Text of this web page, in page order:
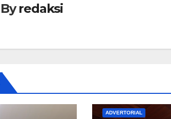
Byredaksi
ADVERTORIAL